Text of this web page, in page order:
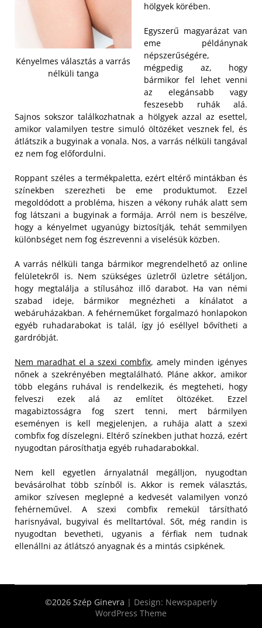
Kényelmes választás a varrás
nélküli tanga
hölgyek körében.
Egyszerű magyarázat van
eme példánynak
népszerűségére,
mégpedig az, hogy
bármikor fel lehet venni
az elegánsabb vagy
feszesebb ruhák alá.
Sajnos sokszor találkozhatnak a hölgyek azzal az esettel,
amikor valamilyen testre simuló öltözéket vesznek fel, és
átlátszik a bugyinak a vonala. Nos, a varrás nélküli tangával
ez nem fog előfordulni.
Roppant széles a termékpaletta, ezért eltérő mintákban és
színekben szerezheti be eme produktumot. Ezzel
megoldódott a probléma, hiszen a vékony ruhák alatt sem
fog látszani a bugyinak a formája. Arról nem is beszélve,
hogy a kényelmet ugyanúgy biztosítják, tehát semmilyen
különbséget nem fog észrevenni a viselésük közben.
A varrás nélküli tanga bármikor megrendelhető az online
felületekről is. Nem szükséges üzletről üzletre sétáljon,
hogy megtalálja a stílusához illő darabot. Ha van némi
szabad ideje, bármikor megnézheti a kínálatot a
webáruházakban. A fehérneműket forgalmazó honlapokon
egyéb ruhadarabokat is talál, így jó eséllyel bővítheti a
gardróbját.
Nem maradhat el a szexi combfix, amely minden igényes
nőnek a szekrényében megtalálható. Pláne akkor, amikor
több elegáns ruhával is rendelkezik, és megteheti, hogy
felveszi ezek alá az említet öltözéket. Ezzel
magabiztosságra fog szert tenni, mert bármilyen
eseményen is kell megjelenjen, a ruhája alatt a szexi
combfix fog díszelegni. Eltérő színekben juthat hozzá, ezért
nyugodtan párosíthatja egyéb ruhadarabokkal.
Nem kell egyetlen árnyalatnál megálljon, nyugodtan
bevásárolhat több színből is. Akkor is remek választás,
amikor szívesen meglepné a kedvesét valamilyen vonzó
fehérneművel. A szexi combfix remekül társítható
harisnyával, bugyival és melltartóval. Sőt, még randin is
nyugodtan bevetheti, ugyanis a férfiak nem tudnak
ellenállni az átlátszó anyagnak és a mintás csipkének.
©2026 Szép Ginevra | Design: Newspaperly
WordPress Theme